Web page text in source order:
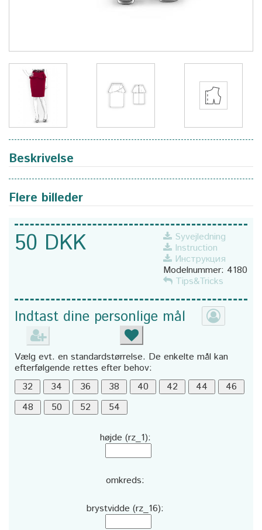
Beskrivelse
Flere billeder
50 DKK
Syvejledning
Instruction
Инструкция
Modelnummer: 4180
Tips&Tricks
Indtast dine personlige mål
Vælg evt. en standardstørrelse. De enkelte mål kan
efterfølgende rettes efter behov:
højde (rz_1):
omkreds:
brystvidde (rz_16):